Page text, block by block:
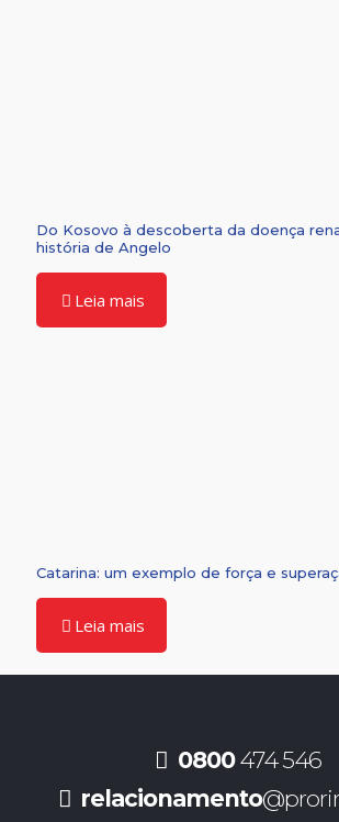
Do Kosovo à descoberta da doença
história de Angelo
Leia mais
Catarina: um exemplo de força e
Leia mais
0800474 546
relacionamento